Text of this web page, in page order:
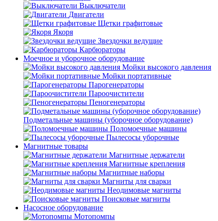
Выключатели
Двигатели
Щетки графитовые
Якоря
Звездочки ведущие
Карбюраторы
Моечное и уборочное оборудование
Мойки высокого давления
Мойки портативные
Парогенераторы
Пароочистители
Пеногенераторы
Подметальные машины (уборочное оборудование)
Поломоечные машины
Пылесосы уборочные
Магнитные товары
Магнитные держатели
Магнитные крепления
Магнитные наборы
Магниты для сварки
Неодимовые магниты
Поисковые магниты
Насосное оборудование
Мотопомпы